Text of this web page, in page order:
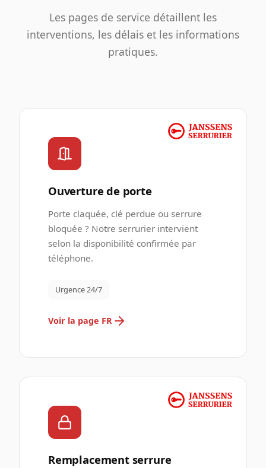
Les pages de service détaillent les
interventions, les délais et les informations
pratiques.
Ouverture de porte
Porte claquée, clé perdue ou serrure
bloquée ? Notre serrurier intervient
selon la disponibilité confirmée par
téléphone.
Urgence 24/7
Voir la page FR
Remplacement serrure